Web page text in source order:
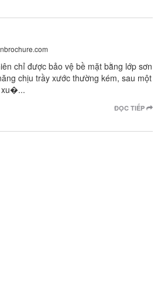
chỉ được bảo vệ bề mặt bằng lớp sơn
chịu trầy xước thường kém, sau một
xu�...
ĐỌC TIẾP